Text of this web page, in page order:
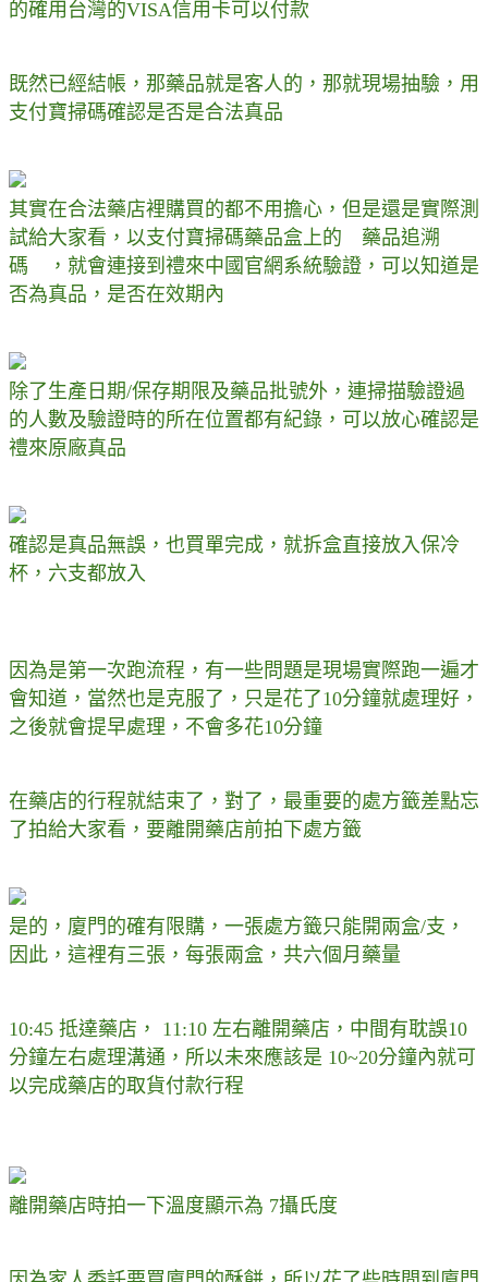
的確用台灣的VISA信用卡可以付款
既然已經結帳，那藥品就是客人的，那就現場抽驗，用
支付寶掃碼確認是否是合法真品
其實在合法藥店裡購買的都不用擔心，但是還是實際測
試給大家看，以支付寶掃碼藥品盒上的 藥品追溯
碼 ，就會連接到禮來中國官網系統驗證，可以知道是
否為真品，是否在效期內
除了生產日期/保存期限及藥品批號外，連掃描驗證過
的人數及驗證時的所在位置都有紀錄，可以放心確認是
禮來原廠真品
確認是真品無誤，也買單完成，就拆盒直接放入保冷
杯，六支都放入
因為是第一次跑流程，有一些問題是現場實際跑一遍才
會知道，當然也是克服了，只是花了10分鐘就處理好，
之後就會提早處理，不會多花10分鐘
在藥店的行程就結束了，對了，最重要的處方籤差點忘
了拍給大家看，要離開藥店前拍下處方籤
是的，廈門的確有限購，一張處方籤只能開兩盒/支，
因此，這裡有三張，每張兩盒，共六個月藥量
10:45 抵達藥店， 11:10 左右離開藥店，中間有耽誤10
分鐘左右處理溝通，所以未來應該是 10~20分鐘內就可
以完成藥店的取貨付款行程
離開藥店時拍一下溫度顯示為 7攝氏度